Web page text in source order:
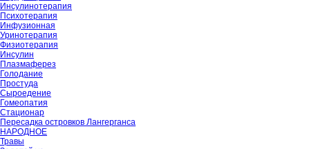
Инсулинотерапия
Психотерапия
Инфузионная
Уринотерапия
Физиотерапия
Инсулин
Плазмаферез
Голодание
Простуда
Сыроедение
Гомеопатия
Стационар
Пересадка островков Лангерганса
НАРОДНОЕ
Травы